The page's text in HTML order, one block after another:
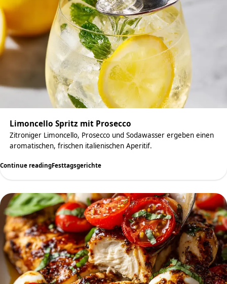
Limoncello Spritz mit Prosecco
Zitroniger Limoncello, Prosecco und Sodawasser ergeben einen
aromatischen, frischen italienischen Aperitif.
Continue readingFesttagsgerichte